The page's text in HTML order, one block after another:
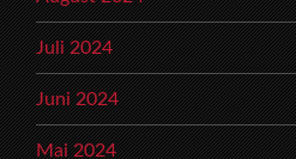
Juli 2024
Juni 2024
Mai 2024